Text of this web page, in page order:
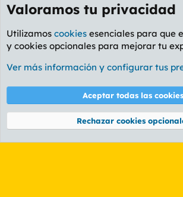
Etiquetas
Cookies
PL OLDSTYLE AMARILLO
Términos y reglas Política de
Community platform by XenForo® © 2010-2026
Valoramos tu privacidad
Utilizamos cookies esenciales para que
y cookies opcionales para mejorar tu
Ver más información y configurar tus
Aceptar todas las cookies
Rechazar cookies